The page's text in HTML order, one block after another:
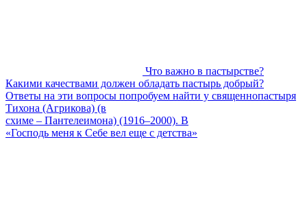
Что важно в пастырстве?
Какими качествами должен обладать пастырь добрый?
Ответы на эти вопросы попробуем найти у священнопастыря
Тихона (Агрикова) (в
схиме – Пантелеимона) (1916–2000). В
«Господь меня к Себе вел еще с детства»